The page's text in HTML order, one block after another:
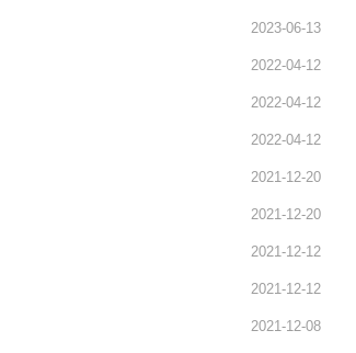
2023-06-13
2022-04-12
2022-04-12
2022-04-12
2021-12-20
2021-12-20
2021-12-12
2021-12-12
2021-12-08